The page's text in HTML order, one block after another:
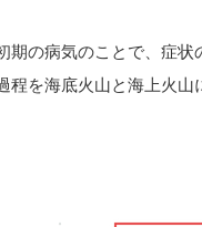
期の病気のことで、症
を海底火山と海上火山